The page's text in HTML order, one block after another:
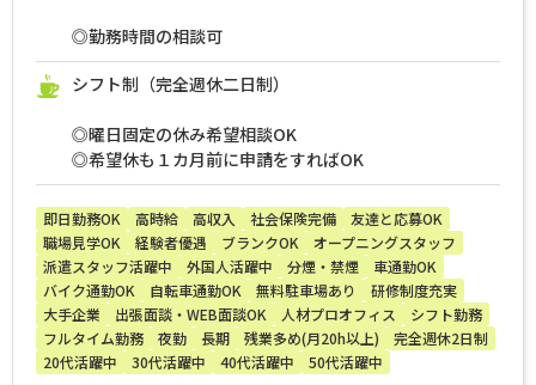
◎勤務時間の相談可
シフト制（完全週休二日制）
◎曜日固定の休み希望相談OK
◎希望休も１カ月前に申請をすればOK
即日勤務OK 高時給 高収入 社会保険完備
友達と応募OK
職場見学OK
経験者優遇 ブランクOK
オープニングスタッフ
派遣スタッフ活躍中
外国人活躍中 分煙・禁煙
車通勤OK
バイク通勤OK
自転車通勤OK 無料駐車場あり
研修制度充実
大手企業
出張面談・WEB面談OK 人材プロオフィス
シフト勤務
フルタイム勤務
夜勤 長期 残業多め(月20h以上)
完全週休2日制
20代活躍中
30代活躍中 40代活躍中 50代活躍中